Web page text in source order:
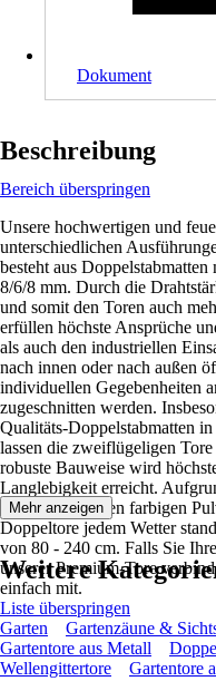
Dokument
Beschreibung
Bereich überspringen
Unsere hochwertigen und
unterschiedlichen
besteht aus
8/6/8 mm. Durch die
und somit den Toren auch
erfüllen höchste Ansprüche
als auch den industriellen
nach innen oder nach außen
individuellen Gegebenheiten
zugeschnitten werden.
Qualitäts-Doppelstabmatten
lassen die zweiflügeligen
robuste Bauweise wird
Langlebigkeit erreicht.
einer zusätzlichen farbigen
Doppeltore jedem Wetter
von 80 - 240 cm. Falls Sie
unserer Premium-Tore
einfach mit.
Mehr anzeigen
Weitere
Liste überspringen
Garten
Gartenzäune &
Gartentore aus Metall
Wellengittertore
Gartentore